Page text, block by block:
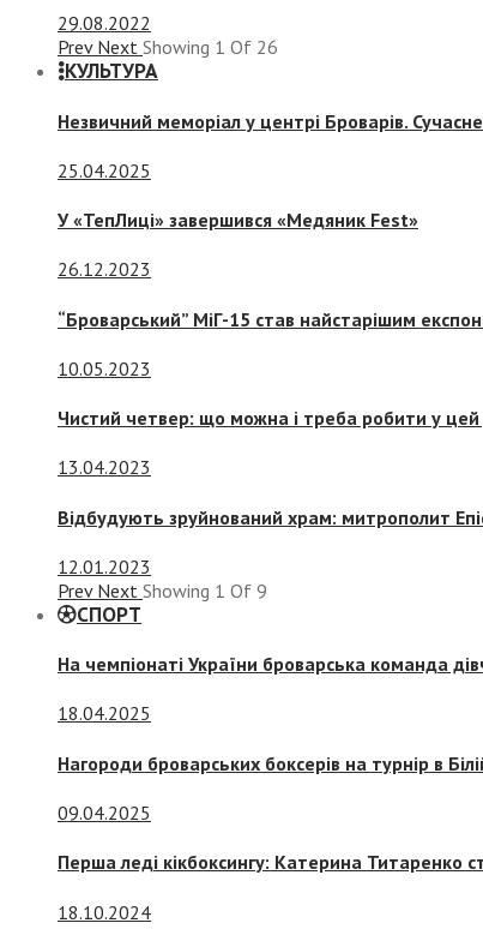
29.08.2022
Prev Next Showing 1 Of 26
КУЛЬТУРА
Незвичний меморіал у центрі Броварів.
25.04.2025
У «ТепЛиці» завершився «Медяник Fest»
26.12.2023
“Броварський” МіГ-15 став найстарішим
10.05.2023
Чистий четвер: що можна і треба робити у
13.04.2023
Відбудують зруйнований храм: митрополит
12.01.2023
Prev Next Showing 1 Of 9
СПОРТ
На чемпіонаті України броварська команда
18.04.2025
Нагороди броварських боксерів на турнір в
09.04.2025
Перша леді кікбоксингу: Катерина Титаренко
18.10.2024